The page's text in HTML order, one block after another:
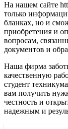
На нашем сайте
только
бланках, но и
приобретения и
вопросам,
документов и
Наша фирма
качественную
студент
вам получить
честность и
надежным и